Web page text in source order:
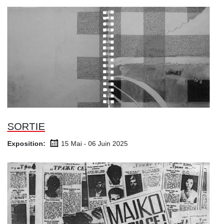
SORTIE
Exposition: 15 Mai - 06 Juin 2025